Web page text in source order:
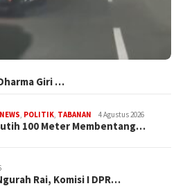
Giri …
NEWS, POLITIK, TABANAN 4 Agustus 2026
100 Meter Membentang…
Rai, Komisi I DPR…